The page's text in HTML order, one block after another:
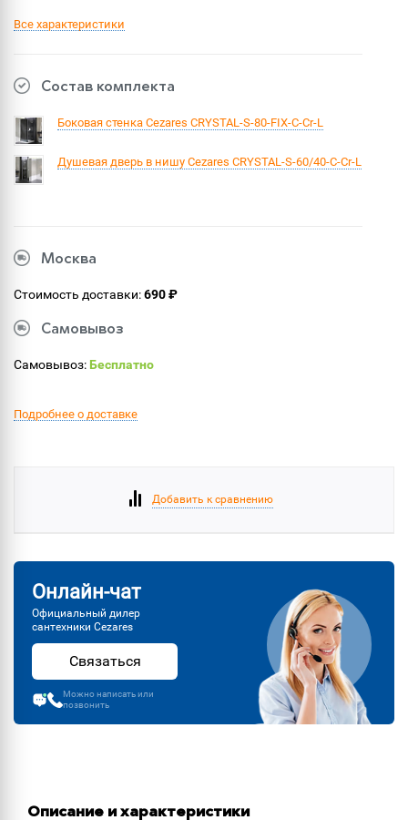
Все характеристики
Состав комплекта
Боковая стенка Cezares CRYSTAL-S-80-FIX-C-Cr-L
Душевая дверь в нишу Cezares CRYSTAL-S-60/40-C-Cr-L
Москва
Стоимость доставки:690 ₽
Самовывоз
Самовывоз:Бесплатно
Подробнее о доставке
Добавить к сравнению
Онлайн-чат
Официальный дилер
сантехники Cezares
Связаться
Можно написать или
позвонить
Описание и характеристики